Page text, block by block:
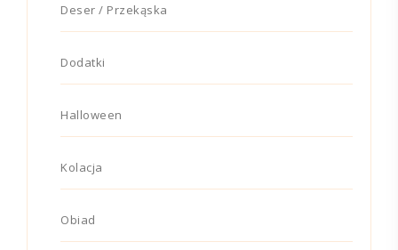
Deser / Przekąska
Dodatki
Halloween
Kolacja
Obiad